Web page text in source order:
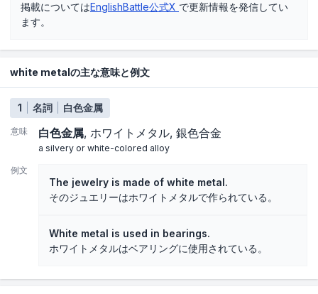
掲載についてはEnglishBattle公式X で更新情報を発信してい
ます。
white metalの主な意味と例文
1 名詞 白色金属
意味 白色金属 ホワイトメタル 銀色合金
a silvery or white-colored alloy
例文
The jewelry is made of white metal.
そのジュエリーはホワイトメタルで作られている。
White metal is used in bearings.
ホワイトメタルはベアリングに使用されている。